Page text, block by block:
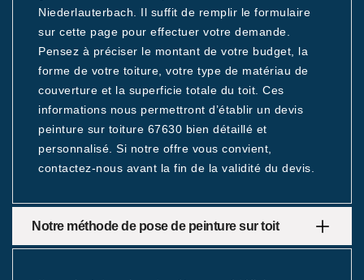
Niederlauterbach. Il suffit de remplir le formulaire
sur cette page pour effectuer votre demande.
Pensez à préciser le montant de votre budget, la
forme de votre toiture, votre type de matériau de
couverture et la superficie totale du toit. Ces
informations nous permettront d’établir un devis
peinture sur toiture 67630 bien détaillé et
personnalisé. Si notre offre vous convient,
contactez-nous avant la fin de la validité du devis.
Notre méthode de pose de peinture sur toit